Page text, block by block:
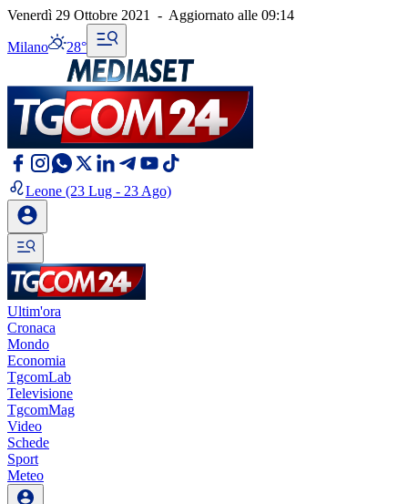
Venerdì 29 Ottobre 2021 - Aggiornato alle 09:14
Milano 28°
Leone (23 Lug - 23 Ago)
Ultim'ora
Cronaca
Mondo
Economia
TgcomLab
Televisione
TgcomMag
Video
Schede
Sport
Meteo